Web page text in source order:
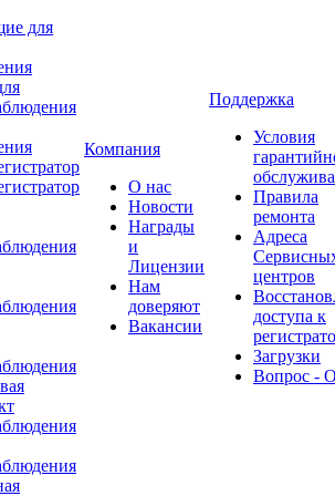
для
Компания
О нас
Новости
Награды
и
Лицензии
Нам
доверяют
Вакансии
Поддержка
Условия
Правила
ремонта
Адреса
центров
доступа к
Загрузки
Вопрос -